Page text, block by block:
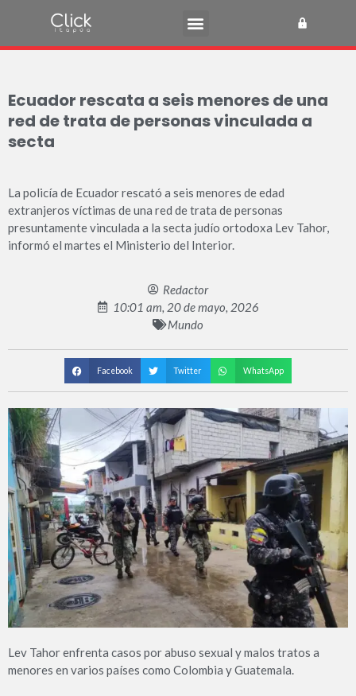
Ecuador rescata a seis menores de una
red de trata de personas vinculada a
secta
La policía de Ecuador rescató a seis menores de edad
extranjeros víctimas de una red de trata de personas
presuntamente vinculada a la secta judío ortodoxa Lev Tahor,
informó el martes el Ministerio del Interior.
Redactor
10:01 am, 20 de mayo, 2026
Mundo
Facebook Twitter WhatsApp
Lev Tahor enfrenta casos por abuso sexual y malos tratos a
menores en varios países como Colombia y Guatemala.